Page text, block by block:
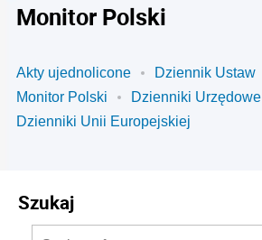
Monitor Polski
Akty ujednolicone
Dziennik Ustaw
Monitor Polski
Dzienniki Urzędowe
Dzienniki Unii Europejskiej
Szukaj